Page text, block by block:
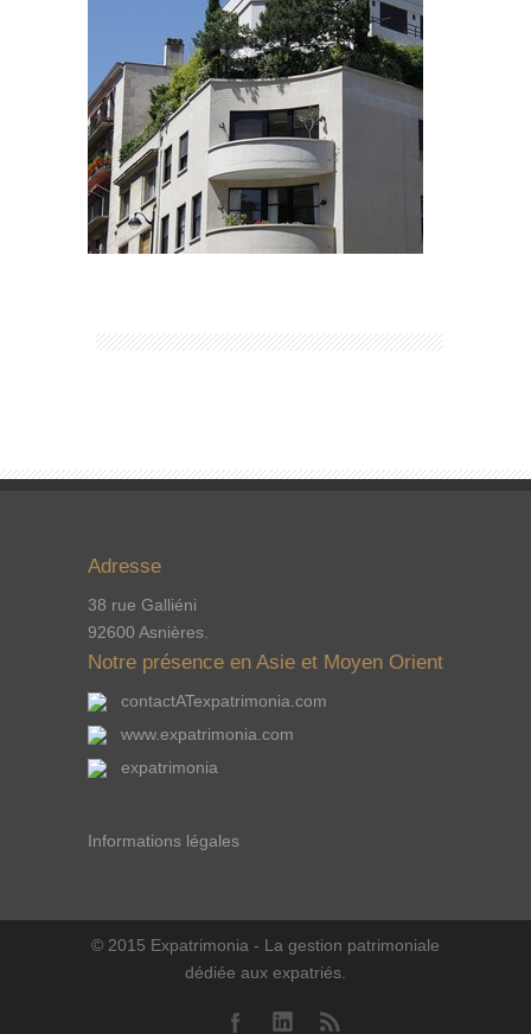
Adresse
38 rue Galliéni
92600 Asnières.
Notre présence en Asie et Moyen Orient
contactATexpatrimonia.com
www.expatrimonia.com
expatrimonia
Informations légales
© 2015 Expatrimonia - La gestion patrimoniale
dédiée aux expatriés.